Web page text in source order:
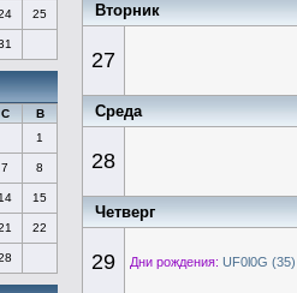
25
С
В
1
7 8
14 15
22
Вторник
27
Среда
28
Четверг
29 Дни рождения: UF0l0G (35)